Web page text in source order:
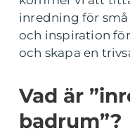
inredning för
och inspiration
och skapa en
Vad är
badrum”?